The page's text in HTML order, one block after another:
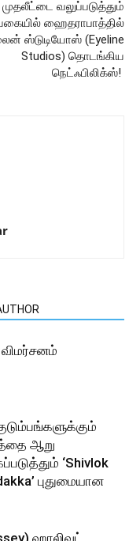
முதலீட்டை வலுப்படுத்தும்
ஹைதராபாத்தில்
ஸ்டுடியோஸ் (Eyeline
Studios) தொடங்கிய
நெட்ஃபிலிக்ஸ்!
ஆறு
‘Shivlok
புதுமையான
ஹாலிவுட்